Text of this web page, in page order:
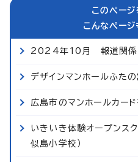
このペー
こんなペー
2024年10月 報道関係
デザインマンホールふた
広島市のマンホールカー
いきいき体験オープンス
似島小学校）